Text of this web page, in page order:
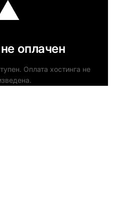
оплачен
Оплата хостинга не